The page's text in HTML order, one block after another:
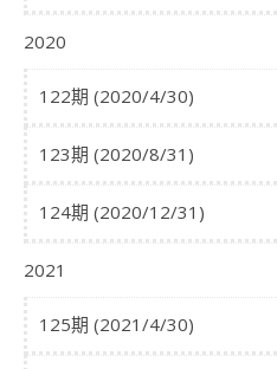
2020
122期 (2020/4/30)
123期 (2020/8/31)
124期 (2020/12/31)
2021
125期 (2021/4/30)